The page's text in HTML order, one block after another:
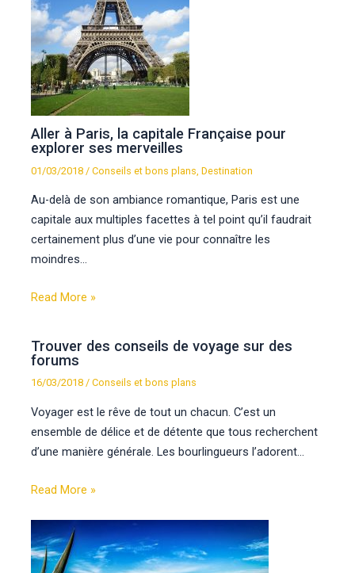
Aller à Paris, la capitale Française pour
explorer ses merveilles
01/03/2018 /Conseils et bons plans ,Destination
Au-delà de son ambiance romantique, Paris est une
capitale aux multiples facettes à tel point qu’il faudrait
certainement plus d’une vie pour connaître les
moindres…
Read More »
Trouver des conseils de voyage sur des
forums
16/03/2018/Conseils et bons plans
Voyager est le rêve de tout un chacun. C’est un
ensemble de délice et de détente que tous recherchent
d’une manière générale. Les bourlingueurs l’adorent…
Read More »